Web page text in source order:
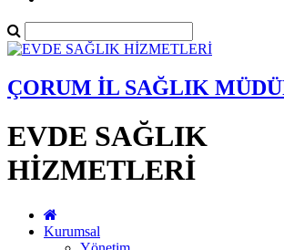
ÇORUM İL SAĞLIK
EVDE SAĞLIK
HİZMETLERİ
Kurumsal